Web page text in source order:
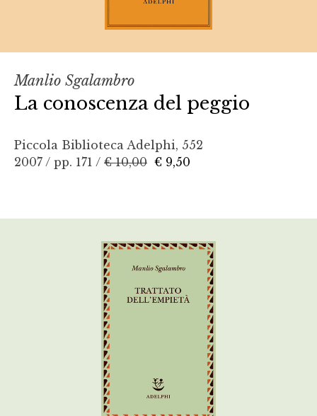
Manlio Sgalambro
La conoscenza del peggio
Piccola Biblioteca Adelphi, 552
2007 / pp. 171 / € 10,00 € 9,50